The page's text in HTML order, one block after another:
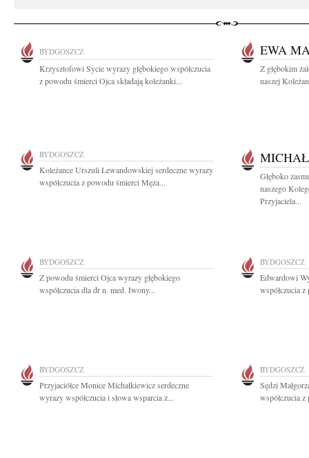
BYDGOSZCZ
Krzysztofowi Sycie wyrazy głębokiego współczucia
z powodu śmierci Ojca składają koleżanki...
EWA
Z głębokim
naszej
BYDGOSZCZ
Koleżance Urszuli Lewandowskiej serdeczne wyrazy
współczucia z powodu śmierci Męża...
Głęboko
naszego
Przyjaciela...
BYDGOSZCZ
Z powodu śmierci Ojca wyrazy głębokiego
współczucia dla dr n. med. Iwony...
BYDGOSZCZ
Edwardowi
współczucia
BYDGOSZCZ
Przyjaciółce Monice Michałkiewicz serdeczne
wyrazy współczucia i słowa wsparcia z...
BYDGOSZCZ
Sędzi
współczucia